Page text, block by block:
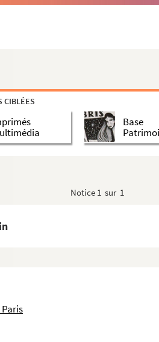
CIBLÉES
Base
Notice 1 sur 1